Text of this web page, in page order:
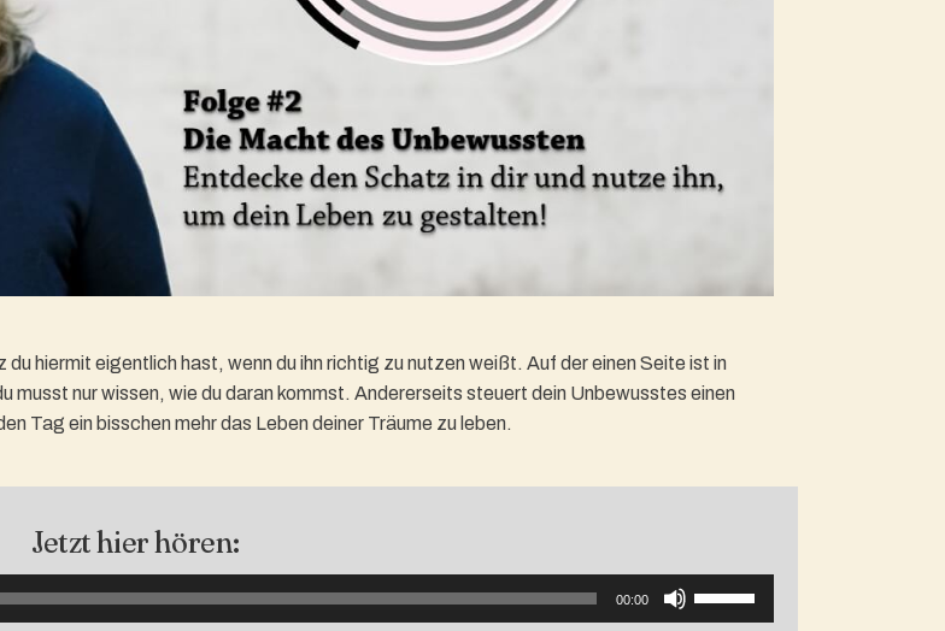
hiermit eigentlich hast, wenn du ihn richtig zu nutzen weißt. Auf der einen Seite ist in
musst nur wissen, wie du daran kommst. Andererseits steuert dein Unbewusstes einen
Tag ein bisschen mehr das Leben deiner Träume zu leben.
Jetzt hier hören:
00:00
Hoch/Runter